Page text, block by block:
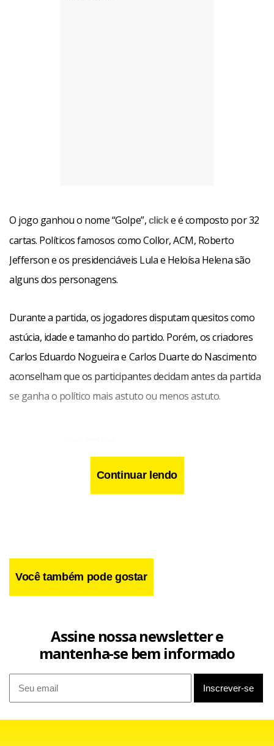
O jogo ganhou o nome “Golpe”, clicke é composto por 32
cartas. Políticos famosos como Collor, ACM, Roberto
Jefferson e os presidenciáveis Lula e Heloísa Helena são
alguns dos personagens.
Durante a partida, os jogadores disputam quesitos como
astúcia, idade e tamanho do partido. Porém, os criadores
Carlos Eduardo Nogueira e Carlos Duarte do Nascimento
aconselham que os participantes decidam antes da partida
se ganha o político mais astuto ou menos astuto.
stoneagescanners.com em formato PDF.
Continuar lendo
Você também pode gostar
Assine nossa newsletter e
mantenha-se bem informado